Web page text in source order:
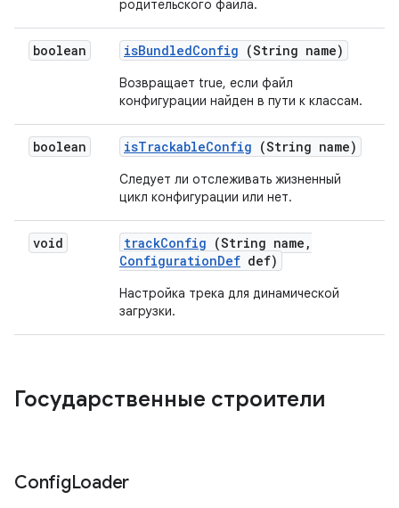
родительского файла.
boolean isBundledConfig (String name)
Возвращает true, если файл
конфигурации найден в пути к классам.
boolean isTrackableConfig (String name)
Следует ли отслеживать жизненный
цикл конфигурации или нет.
void trackConfig (String name ,
ConfigurationDef def)
Настройка трека для динамической
загрузки.
Государственные строители
ConfigLoader